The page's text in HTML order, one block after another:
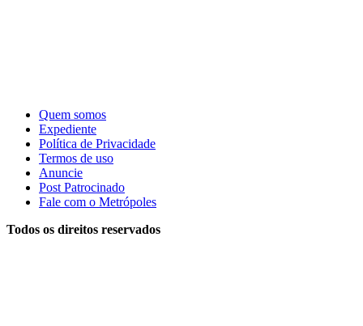
Quem somos
Expediente
Política de Privacidade
Termos de uso
Anuncie
Post Patrocinado
Fale com o Metrópoles
Todos os direitos reservados